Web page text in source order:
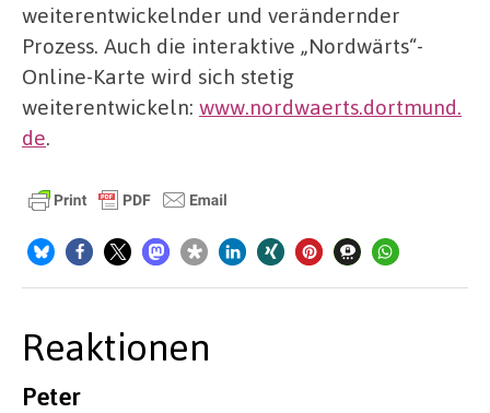
weiterentwickelnder und verändernder
Prozess. Auch die interaktive „Nordwärts“-
Online-Karte wird sich stetig
weiterentwickeln: www.nordwaerts.dortmund.
de.
Reaktionen
Peter